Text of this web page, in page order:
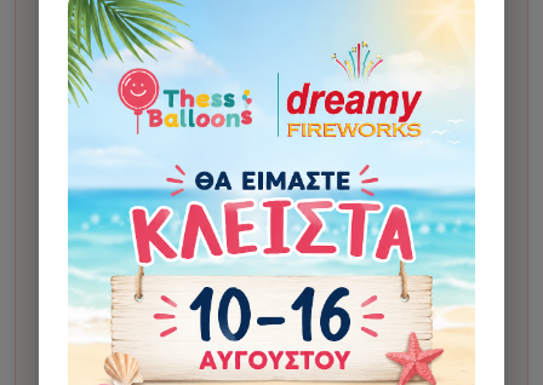
1 Κάνετε την παραγγελία σας.
2
Σας στέλνουμε προσχέδιο για έγκριση πριν το
δώσουμε για εκτύπωση. Η αποστολή γίνεται στο
Viber ή, αν δεν υπάρχει, στο email.
Μετά την έγκριση, το δίνουμε για εκτύπωση.
Μόλις το έχουμε στο κατάστημα και είναι έτοιμο για
παραλαβή ή αποστολή, θα λάβετε αυτόματο email
ολοκλήρωσης.
Αν οι οδηγίες αλλάζουν σημαντικά το τελικό
αποτέλεσμα σε σχέση με το αρχικό σχέδιο, μπορεί
να υπάρξει επιπλέον χρέωση 5€ για custom
σχεδίαση. Η χρέωση γίνεται μόνο κατόπιν
ενημέρωσης και έγκρισης από τον πελάτη.